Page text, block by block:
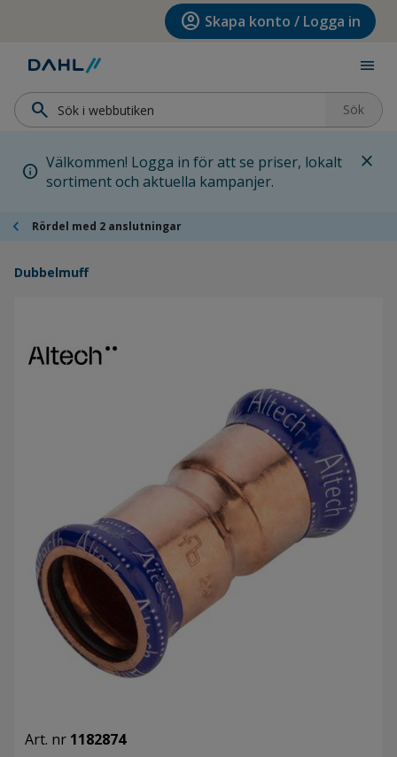
Hoppa till huvudinnehållet account_circle Skapa konto / Logga in
menu
search Sök
info Välkommen! Logga in för att se priser, lokalt
sortiment och aktuella kampanjer.
close
chevron_left Rördel med 2 anslutningar
Dubbelmuff
Art. nr 1182874